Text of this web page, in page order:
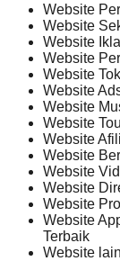
Website
Website
Website
Website
Website
Website
Website
Website
Website
Website
Website
Website
Website
Website
Terbaik
Website